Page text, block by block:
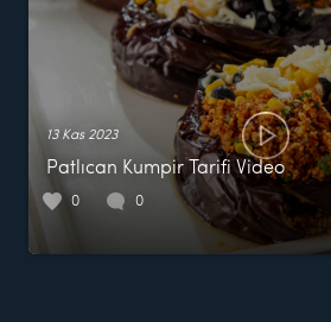
13 Kas 2023
Patlıcan Kumpir Tarifi Video
0 0